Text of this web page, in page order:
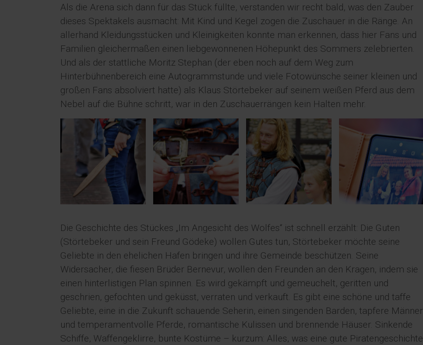
Als die Arena sich dann für das Stück füllte, verstanden wir recht bald, was den Zauber
dieses Spektakels ausmacht: Mit Kind und Kegel zogen die Zuschauer in die Ränge. An
allerhand Kleidungsstücken und Kleinigkeiten konnte man erkennen, dass hier Fans und
Familien gleichermaßen einen liebgewonnenen Höhepunkt des Sommers zelebrierten.
Und als der stattliche Moritz Stephan (der eben noch auf dem Weg zum
Hinterbühnenbereich eine Autogrammstunde und viele Fotowünsche seiner kleinen und
großen Fans absolviert hatte) als Klaus Störtebeker auf seinem weißen Pferd aus dem
Nebel auf die Bühne schritt, war in den Zuschauerrängen kein Halten mehr.
Die Geschichte des Stückes „Im Angesicht des Wolfes“ ist schnell erzählt: Die Guten
(Störtebeker und sein Freund Gödeke) wollen Gutes tun, Störtebeker möchte seine
Geliebte in den ehelichen Hafen bringen und ihre Gemeinde beschützen. Seine
Widersacher, die fiesen Brüder Bernevur, wollen den Freunden an den Kragen, indem sie
einen hinterlistigen Plan spinnen. Es wird gekämpft und gemeuchelt, geritten und
geschrien, gefochten und geküsst, verraten und verkauft. Es gibt eine schöne und taffe
Geliebte, eine in die Zukunft schauende Seherin, einen singenden Barden, tapfere Männer
und temperamentvolle Pferde, romantische Kulissen und brennende Häuser. Sinkende
Schiffe, Waffengeklirre, bunte Kostüme – kurzum: Alles, was eine gute Piratengeschichte